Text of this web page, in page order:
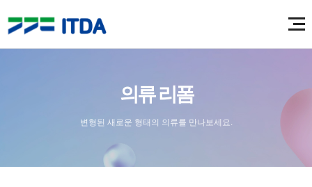
의류 리폼
변형된 새로운 형태의 의류를 만나보세요.